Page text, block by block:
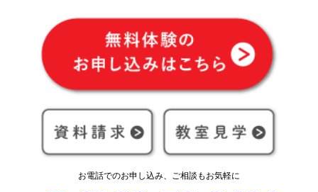
お電話でのお申し込み、ご相談もお気軽に